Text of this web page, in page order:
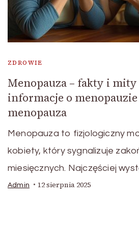
ZDROWIE
Menopauza – fakty i mity
informacje o
menopauza
Menopauza to fizjologiczny
kobiety, który sygnalizuje
miesięcznych. Najczęściej
Admin 12 sierpnia 2025